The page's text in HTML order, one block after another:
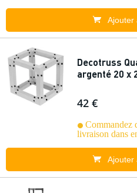
Ajouter
Decotruss
argenté 20 x
42 €
Commandez
livraison dans
Ajouter